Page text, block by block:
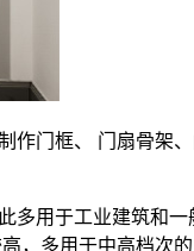
作门框、 门扇骨架
多用于工业建筑和
，多用于中高档次